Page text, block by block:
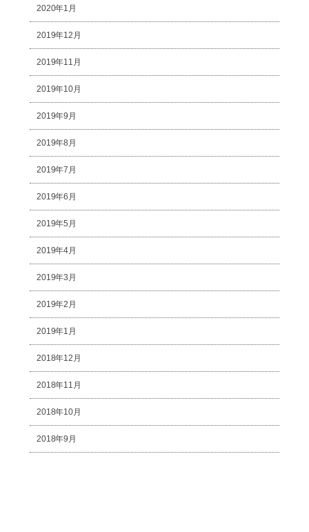
2020年1月
2019年12月
2019年11月
2019年10月
2019年9月
2019年8月
2019年7月
2019年6月
2019年5月
2019年4月
2019年3月
2019年2月
2019年1月
2018年12月
2018年11月
2018年10月
2018年9月